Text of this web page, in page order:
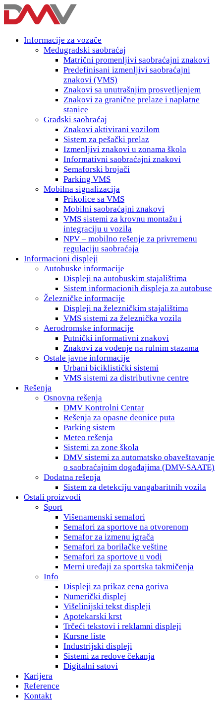
Informacije za vozače
Međugradski saobraćaj
Matrični promenljivi saobraćajni znakovi
Predefinisani izmenljivi saobraćajni
znakovi (VMS)
Znakovi sa unutrašnjim prosvetljenjem
Znakovi za granične prelaze i naplatne
stanice
Gradski saobraćaj
Znakovi aktivirani vozilom
Sistem za pešački prelaz
Izmenljivi znakovi u zonama škola
Informativni saobraćajni znakovi
Semaforski brojači
Parking VMS
Mobilna signalizacija
Prikolice sa VMS
Mobilni saobraćajni znakovi
VMS sistemi za krovnu montažu i
integraciju u vozila
NPV – mobilno rešenje za privremenu
regulaciju saobraćaja
Informacioni displeji
Autobuske informacije
Displeji na autobuskim stajalištima
Sistem informacionih displeja za autobuse
Železničke informacije
Displeji na železničkim stajalištima
VMS sistemi za železnička vozila
Aerodromske informacije
Putnički informativni znakovi
Znakovi za vođenje na rulnim stazama
Ostale javne informacije
Urbani biciklistički sistemi
VMS sistemi za distributivne centre
Rešenja
Osnovna rešenja
DMV Kontrolni Centar
Rešenja za opasne deonice puta
Parking sistem
Meteo rešenja
Sistemi za zone škola
DMV sistemi za automatsko obaveštavanje
o saobraćajnim događajima (DMV-SAATE)
Dodatna rešenja
Sistem za detekciju vangabaritnih vozila
Ostali proizvodi
Sport
Višenamenski semafori
Semafori za sportove na otvorenom
Semafor za izmenu igrača
Semafori za borilačke veštine
Semafori za sportove u vodi
Мerni uređaji za sportska takmičenja
Info
Displeji za prikaz cena goriva
Numerički displej
Višelinijski tekst displeji
Apotekarski krst
Trčeći tekstovi i reklamni displeji
Kursne liste
Industrijski displeji
Sistemi za redove čekanja
Digitalni satovi
Karijera
Reference
Kontakt